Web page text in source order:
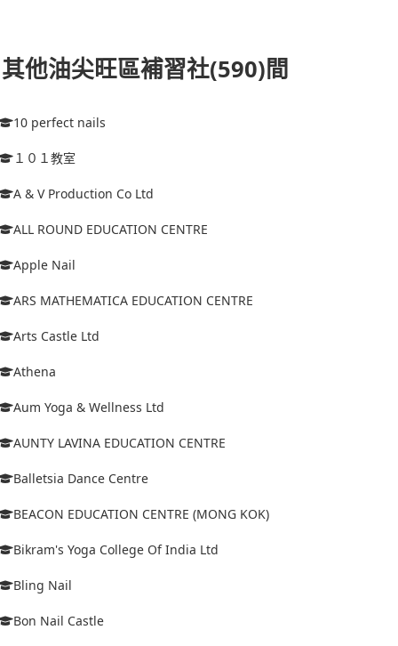
其他油尖旺區補習社(590)間
10 perfect nails
１０１教室
A & V Production Co Ltd
ALL ROUND EDUCATION CENTRE
Apple Nail
ARS MATHEMATICA EDUCATION CENTRE
Arts Castle Ltd
Athena
Aum Yoga & Wellness Ltd
AUNTY LAVINA EDUCATION CENTRE
Balletsia Dance Centre
BEACON EDUCATION CENTRE (MONG KOK)
Bikram's Yoga College Of India Ltd
Bling Nail
Bon Nail Castle